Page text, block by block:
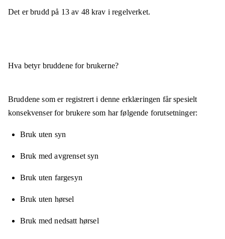
Det er brudd på 13av 48krav i regelverket.
Hva betyr bruddene for brukerne?
Bruddene som er registrert i denne erklæringen får spesielt
konsekvenser for brukere som har følgende forutsetninger:
Bruk uten syn
Bruk med avgrenset syn
Bruk uten fargesyn
Bruk uten hørsel
Bruk med nedsatt hørsel